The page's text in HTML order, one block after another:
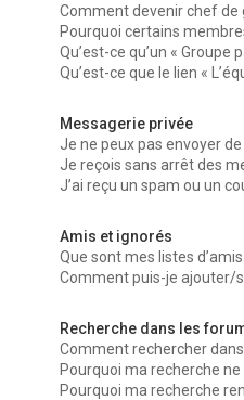
Comment devenir chef de
Pourquoi certains
Qu’est-ce qu’un « Groupe
Qu’est-ce que le lien «
Messagerie privée
Je ne peux pas envoyer
Je reçois sans arrêt des
J’ai reçu un spam ou un
Amis et ignorés
Que sont mes listes
Comment puis-je ajouter/
Recherche dans les
Comment rechercher
Pourquoi ma recherche
Pourquoi ma recherche